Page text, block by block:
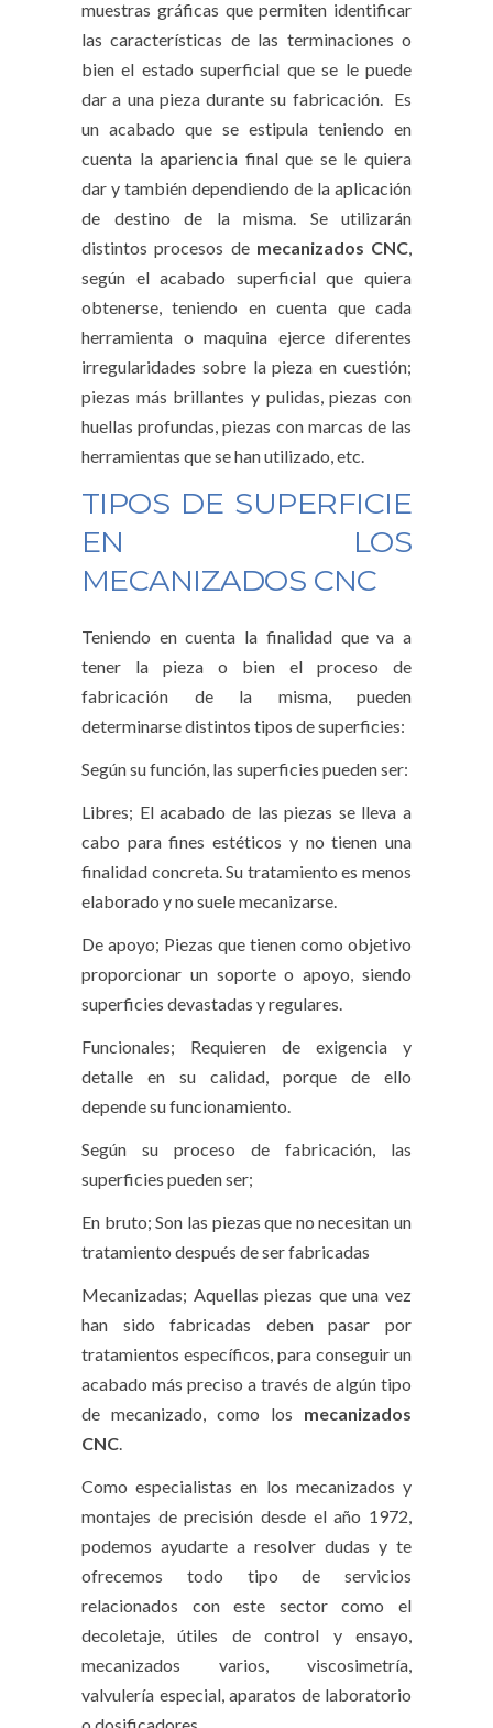
muestras gráficas que permiten identificar
las características de las terminaciones o
bien el estado superficial que se le puede
dar a una pieza durante su fabricación. Es
un acabado que se estipula teniendo en
cuenta la apariencia final que se le quiera
dar y también dependiendo de la aplicación
de destino de la misma. Se utilizarán
distintos procesos de mecanizados CNC,
según el acabado superficial que quiera
obtenerse, teniendo en cuenta que cada
herramienta o maquina ejerce diferentes
irregularidades sobre la pieza en cuestión;
piezas más brillantes y pulidas, piezas con
huellas profundas, piezas con marcas de las
herramientas que se han utilizado, etc.
TIPOS DE SUPERFICIE
EN LOS
MECANIZADOS CNC
Teniendo en cuenta la finalidad que va a
tener la pieza o bien el proceso de
fabricación de la misma, pueden
determinarse distintos tipos de superficies:
Según su función, las superficies pueden ser:
Libres; El acabado de las piezas se lleva a
cabo para fines estéticos y no tienen una
finalidad concreta. Su tratamiento es menos
elaborado y no suele mecanizarse.
De apoyo; Piezas que tienen como objetivo
proporcionar un soporte o apoyo, siendo
superficies devastadas y regulares.
Funcionales; Requieren de exigencia y
detalle en su calidad, porque de ello
depende su funcionamiento.
Según su proceso de fabricación, las
superficies pueden ser;
En bruto; Son las piezas que no necesitan un
tratamiento después de ser fabricadas
Mecanizadas; Aquellas piezas que una vez
han sido fabricadas deben pasar por
tratamientos específicos, para conseguir un
acabado más preciso a través de algún tipo
de mecanizado, como los mecanizados
CNC.
Como especialistas en los mecanizados y
montajes de precisión desde el año 1972,
podemos ayudarte a resolver dudas y te
ofrecemos todo tipo de servicios
relacionados con este sector como el
decoletaje, útiles de control y ensayo,
mecanizados varios, viscosimetría,
valvulería especial, aparatos de laboratorio